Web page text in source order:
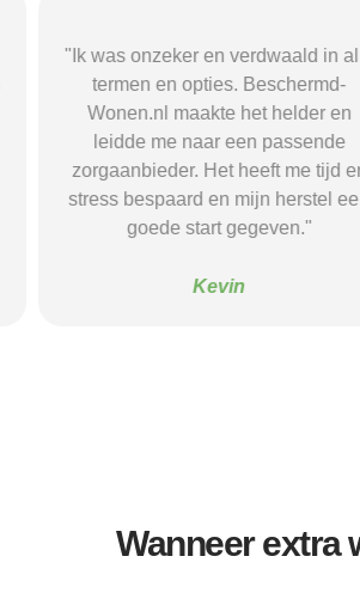
"Beschermd-Wonen.nl hielp mij
de juiste informatie te vinden en
doorverwijzingen naar
Dankzij hun site vond ik een plek
waar ik rust en structuur kreeg —
voel me nu veel stabieler."
Wanneer extra